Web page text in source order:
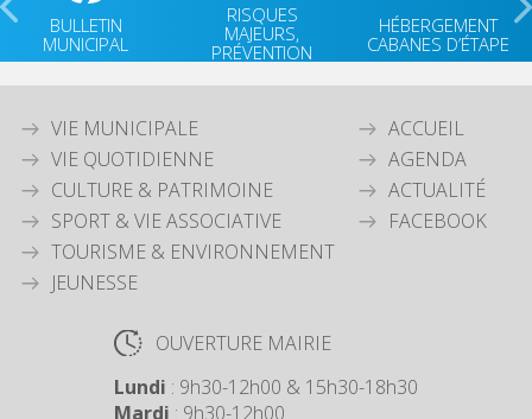
BULLETIN
MUNICIPAL
RISQUES
MAJEURS,
PRÉVENTION
HÉBERGEMENT
CABANES D’ÉTAPE
VIE MUNICIPALE
VIE QUOTIDIENNE
CULTURE & PATRIMOINE
SPORT & VIE ASSOCIATIVE
TOURISME & ENVIRONNEMENT
JEUNESSE
ACCUEIL
AGENDA
ACTUALITÉ
FACEBOOK
OUVERTURE MAIRIE
Lundi : 9h30-12h00 & 15h30-18h30
Mardi : 9h30-12h00